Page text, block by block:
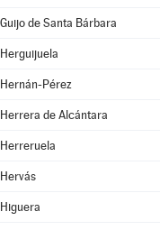
Guijo de Santa Bárbara
Herguijuela
Hernán-Pérez
Herrera de Alcántara
Herreruela
Hervás
Higuera